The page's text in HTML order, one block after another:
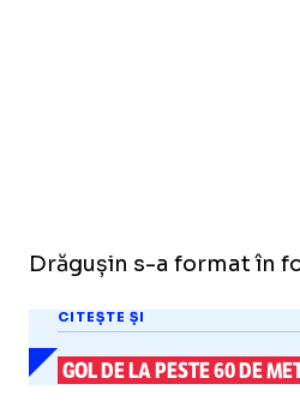
Drăgușin s-a format în
CITEȘTE ȘI
GOL DE LA PESTE 60 DE